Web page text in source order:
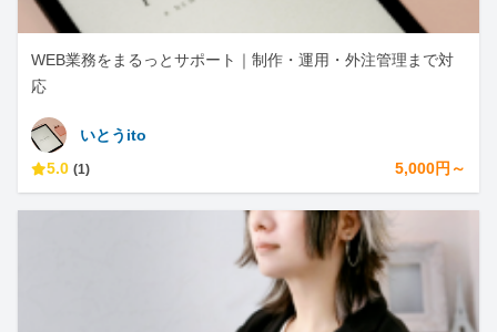
WEB業務をまるっとサポート｜制作・運用・外注管理まで対
応
いとうito
5.0 (1) 5,000円～